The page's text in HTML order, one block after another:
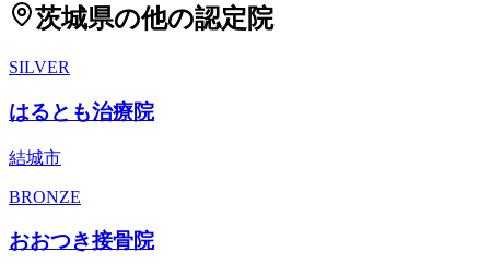
茨城県の他の認定院
SILVER
はるとも治療院
結城市
BRONZE
おおつき接骨院